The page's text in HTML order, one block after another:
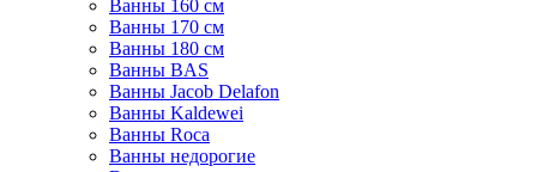
Ванны 160 см
Ванны 170 см
Ванны 180 см
Ванны BAS
Ванны Jacob Delafon
Ванны Kaldewei
Ванны Roca
Ванны недорогие